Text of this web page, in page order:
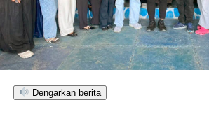
ditetapkan dan mengantarkan Kota
satu-satunya daerah di wilayah
menembus kategori “Unggul”.
di Gorontalo masih berada pada
Dengarkan berita